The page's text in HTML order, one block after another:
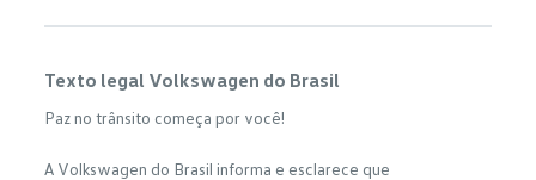
Texto legal Volkswagen do Brasil
Paz no trânsito começa por você!
A Volkswagen do Brasil informa e esclarece que